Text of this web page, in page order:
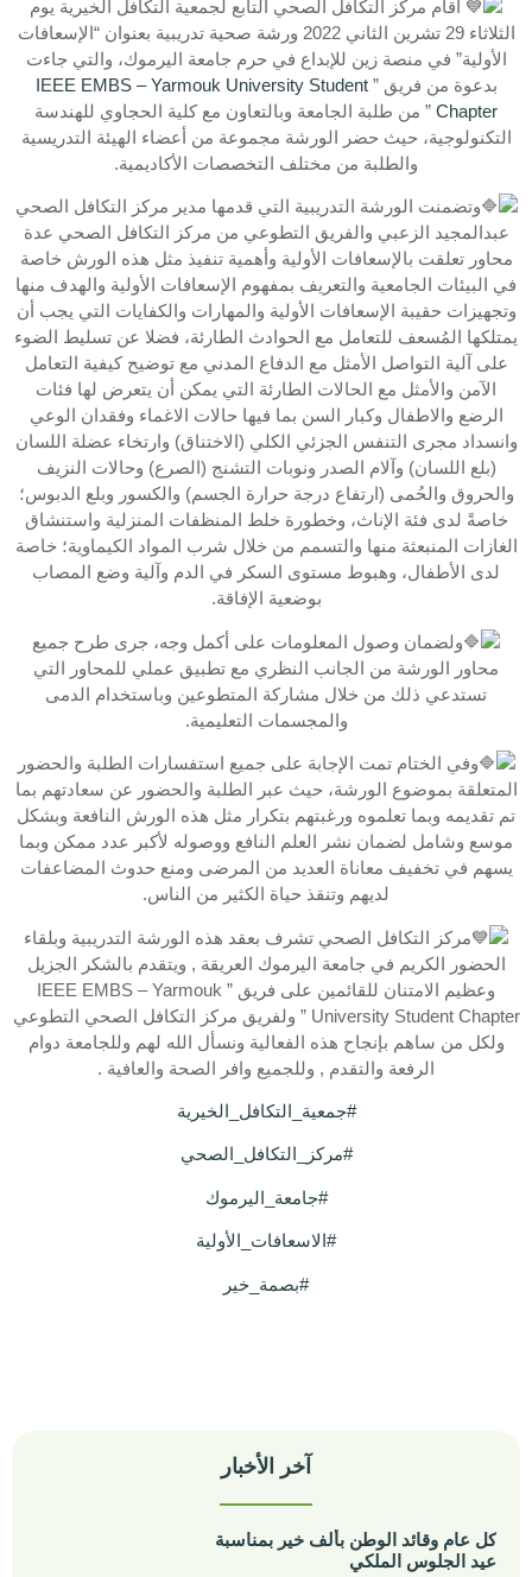
أقام مركز التكافل الصحي التابع لجمعية التكافل الخيرية يوم
الثلاثاء 29 تشرين الثاني 2022 ورشة صحية تدريبية بعنوان “الإسعافات
الأولية” في منصة زين للإبداع في حرم جامعة اليرموك، والتي جاءت
بدعوة من فريق ”IEEE EMBS – Yarmouk University Student
Chapter ” من طلبة الجامعة وبالتعاون مع كلية الحجاوي للهندسة
التكنولوجية، حيث حضر الورشة مجموعة من أعضاء الهيئة التدريسية
والطلبة من مختلف التخصصات الأكاديمية.
وتضمنت الورشة التدريبية التي قدمها مدير مركز التكافل الصحي
عبدالمجيد الزعبي والفريق التطوعي من مركز التكافل الصحي عدة
محاور تعلقت بالإسعافات الأولية وأهمية تنفيذ مثل هذه الورش خاصة
في البيئات الجامعية والتعريف بمفهوم الإسعافات الأولية والهدف منها
وتجهيزات حقيبة الإسعافات الأولية والمهارات والكفايات التي يجب أن
يمتلكها المُسعف للتعامل مع الحوادث الطارئة، فضلا عن تسليط الضوء
على آلية التواصل الأمثل مع الدفاع المدني مع توضيح كيفية التعامل
الآمن والأمثل مع الحالات الطارئة التي يمكن أن يتعرض لها فئات
الرضع والاطفال وكبار السن بما فيها حالات الاغماء وفقدان الوعي
وانسداد مجرى التنفس الجزئي الكلي (الاختناق) وارتخاء عضلة اللسان
(بلع اللسان) وآلام الصدر ونوبات التشنج (الصرع) وحالات النزيف
والحروق والحُمى (ارتفاع درجة حرارة الجسم) والكسور وبلع الدبوس؛
خاصةً لدى فئة الإناث، وخطورة خلط المنظفات المنزلية واستنشاق
الغازات المنبعثة منها والتسمم من خلال شرب المواد الكيماوية؛ خاصة
لدى الأطفال، وهبوط مستوى السكر في الدم وآلية وضع المصاب
بوضعية الإفاقة.
ولضمان وصول المعلومات على أكمل وجه، جرى طرح جميع
محاور الورشة من الجانب النظري مع تطبيق عملي للمحاور التي
تستدعي ذلك من خلال مشاركة المتطوعين وباستخدام الدمى
والمجسمات التعليمية.
وفي الختام تمت الإجابة على جميع استفسارات الطلبة والحضور
المتعلقة بموضوع الورشة، حيث عبر الطلبة والحضور عن سعادتهم بما
تم تقديمه وبما تعلموه ورغبتهم بتكرار مثل هذه الورش النافعة وبشكل
موسع وشامل لضمان نشر العلم النافع ووصوله لأكبر عدد ممكن وبما
يسهم في تخفيف معاناة العديد من المرضى ومنع حدوث المضاعفات
لديهم وتنقذ حياة الكثير من الناس.
مركز التكافل الصحي تشرف بعقد هذه الورشة التدريبية وبلقاء
الحضور الكريم في جامعة اليرموك العريقة , ويتقدم بالشكر الجزيل
وعظيم الامتنان للقائمين على فريق ” IEEE EMBS – Yarmouk
University Student Chapter ” ولفريق مركز التكافل الصحي التطوعي
ولكل من ساهم بإنجاح هذه الفعالية ونسأل الله لهم وللجامعة دوام
الرفعة والتقدم , وللجميع وافر الصحة والعافية .
#جمعية_التكافل_الخيرية
#مركز_التكافل_الصحي
#جامعة_اليرموك
#الاسعافات_الأولية
#بصمة_خير
آخر الأخبار
كل عام وقائد الوطن بألف خير بمناسبة
عيد الجلوس الملكي